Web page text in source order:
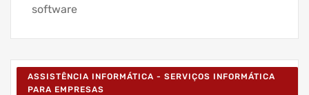
software
ASSISTÊNCIA INFORMÁTICA - SERVIÇOS INFORMÁTICA
PARA EMPRESAS